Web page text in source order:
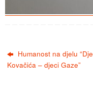
Humanost na djelu
Kovačića – djeci Gaze”